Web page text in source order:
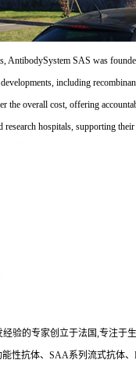
AntibodySystem SAS was
including
the overall cost, offering
research hospitals, supporting
经验的专家创立于法国,专注
性抗体、SAA系列流式抗体